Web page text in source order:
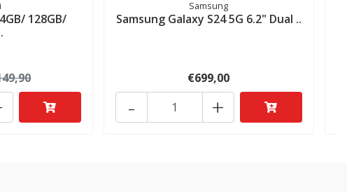
128GB/
Samsung
Samsung Galaxy S24 5G 6.2" Dual ..
€699,00
+
-